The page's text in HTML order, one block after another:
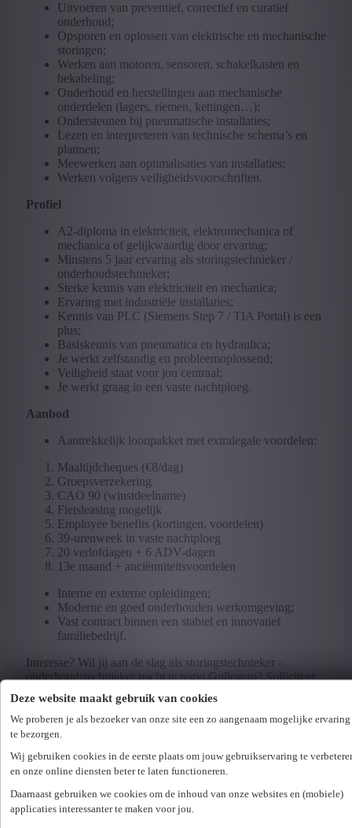
Deze website maakt gebruik van cookies
We proberen je als bezoeker van onze site een zo aangenaam mogelijke ervaring
te bezorgen.
Wij gebruiken cookies in de eerste plaats om jouw gebruikservaring te
en onze online diensten beter te laten functioneren.
Daarnaast gebruiken we cookies om de inhoud van onze websites en (mobiele)
applicaties interessanter te maken voor jou.
Uitvoeren van preventief, correctief en curatief
onderhoud;
Opsporen en oplossen van elektrische en mechanische
storingen;
Werken aan motoren, sensoren, schakelkasten en
bekabeling;
Onderhoud en herstellingen aan mechanische
onderdelen (lagers, riemen, kettingen…);
Ondersteunen bij pneumatische installaties;
Lezen en interpreteren van technische schema’s en
plannen;
Meewerken aan optimalisaties van installaties;
Werken volgens veiligheidsvoorschriften.
Profiel
A2-diploma in elektriciteit, elektromechanica of
mechanica of gelijkwaardig door ervaring;
Minstens 5 jaar ervaring als storingstechnieker /
onderhoudstechnieker;
Sterke kennis van elektriciteit en mechanica;
Ervaring met industriële installaties;
Kennis van PLC (Siemens Step 7 / TIA Portal) is een
plus;
Basiskennis van pneumatica en hydraulica;
Je werkt zelfstandig en probleemoplossend;
Veiligheid staat voor jou centraal;
Je werkt graag in een vaste nachtploeg.
Aanbod
Aantrekkelijk loonpakket met extralegale voordelen:
Maaltijdcheques (€8/dag)
Groepsverzekering
CAO 90 (winstdeelname)
Fietsleasing mogelijk
Employee benefits (kortingen, voordelen)
39-urenweek in vaste nachtploeg
20 verlofdagen + 6 ADV-dagen
13e maand + anciënniteitsvoordelen
Interne en externe opleidingen;
Moderne en goed onderhouden werkomgeving;
Vast contract binnen een stabiel en innovatief
familiebedrijf.
Interesse? Wil jij aan de slag als storingstechnieker -
onderhoudstechnieker nacht te regio Gullegem? Solliciteer
vandaag nog en wij nemen snel contact met je op!
Bedrijfsinfo
Deze partner is een toonaangevende speler in de
aluminiumsector en zet sterk in op duurzame en innovatieve
oplossingen. Naast hoogwaardige producten investeren ze
medewerkers, met aandacht voor mens en maatschappij.